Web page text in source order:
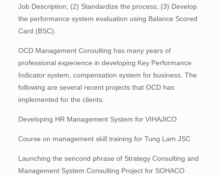
Job Description; (2) Standardize the process; (3) Develop
the performance system evaluation using Balance Scored
Card (BSC).
OCD Management Consulting has many years of
professional experience in developing Key Performance
Indicator system, compensation system for business. The
following are several recent projects that OCD has
implemented for the clients:
Developing HR Management System for VIHAJICO
Course on management skill training for Tung Lam JSC
Launching the sencond phrase of Strategy Consulting and
Management System Consulting Project for SOHACO